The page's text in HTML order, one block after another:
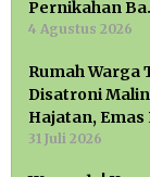
Pernikahan
4 Agustus 2026
Rumah Warga
Disatroni
Hajatan, Emas
31 Juli 2026